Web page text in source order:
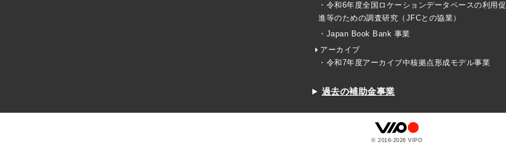
・令和6年度全国ロケーションデータベースの利用促
進等のための調査研究（JFCとの協業）
・Japan Book Bank 事業
アーカイブ
・令和7年度アーカイブ中核拠点形成モデル事業
過去の補助金事業
© 2016-2026 VIPO